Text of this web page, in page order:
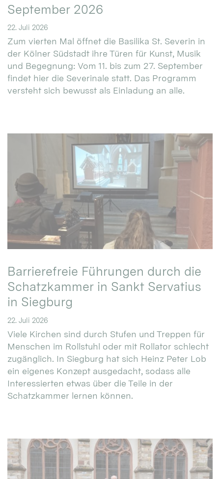
September 2026
22. Juli 2026
Zum vierten Mal öffnet die Basilika St. Severin in
der Kölner Südstadt ihre Türen für Kunst, Musik
und Begegnung: Vom 11. bis zum 27. September
findet hier die Severinale statt. Das Programm
versteht sich bewusst als Einladung an alle.
Barrierefreie Führungen durch die
Schatzkammer in Sankt Servatius
in Siegburg
22. Juli 2026
Viele Kirchen sind durch Stufen und Treppen für
Menschen im Rollstuhl oder mit Rollator schlecht
zugänglich. In Siegburg hat sich Heinz Peter Lob
ein eigenes Konzept ausgedacht, sodass alle
Interessierten etwas über die Teile in der
Schatzkammer lernen können.